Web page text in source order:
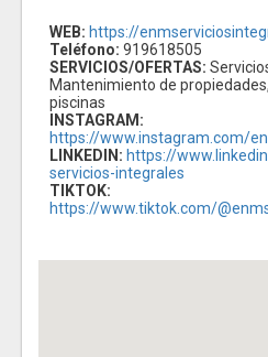
WEB: https://
Teléfono: 919618505
SERVICIOS/OFERTAS:
Mantenimiento de
piscinas
INSTAGRAM:
https://www.instagram.com/
LINKEDIN: https://
servicios-integrales
TIKTOK:
https://www.tiktok.com/